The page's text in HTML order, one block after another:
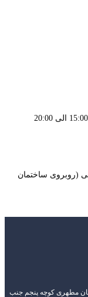
(روبروی ساختمان
مطهری کوچه پنجم جنب